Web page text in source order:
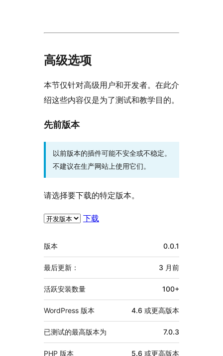
高级选项
本节仅针对高级用户和开发者。在此介
绍这些内容仅是为了测试和教学目的。
先前版本
以前版本的插件可能不安全或不稳定。
不建议在生产网站上使用它们。
请选择要下载的特定版本。
下载
额
外
信
息
版本 0.0.1
最后更新： 3 月前
活跃安装数量 100+
WordPress 版本 4.6 或更高版本
已测试的最高版本为 7.0.3
PHP 版本 5.6 或更高版本